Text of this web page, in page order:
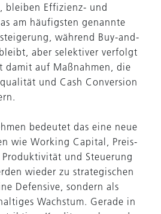
bleiben Effizienz- und
am häufigsten genannte
während Buy-and-
aber selektiver verfolgt
damit auf Maßnahmen, die
und Cash Conversion
bedeutet das eine neue
wie Working Capital, Preis-
und Steuerung
wieder zu strategischen
Defensive, sondern als
Wachstum. Gerade in